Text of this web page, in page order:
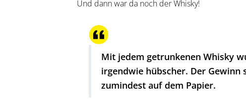
Und dann war da noch der Whisky!
Mit jedem getrunkenen Whisky
irgendwie hübscher. Der Gewinn
zumindest auf dem Papier.